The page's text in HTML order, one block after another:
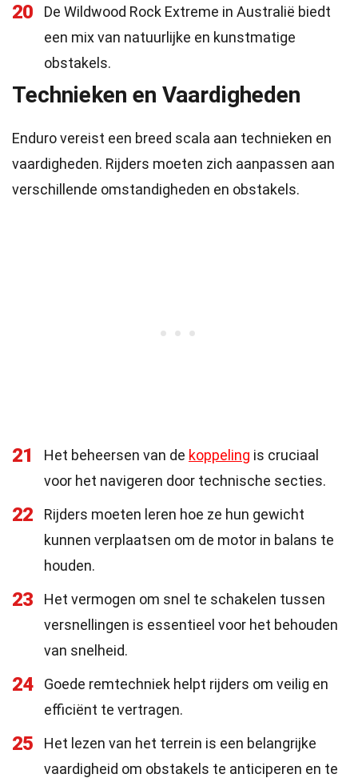
20
De Wildwood Rock Extreme in Australië biedt
een mix van natuurlijke en kunstmatige
obstakels.
Technieken en Vaardigheden
Enduro vereist een breed scala aan technieken en
vaardigheden. Rijders moeten zich aanpassen aan
verschillende omstandigheden en obstakels.
21 Het beheersen van de koppeling is cruciaal
voor het navigeren door technische secties.
22
Rijders moeten leren hoe ze hun gewicht
kunnen verplaatsen om de motor in balans te
houden.
23
Het vermogen om snel te schakelen tussen
versnellingen is essentieel voor het behouden
van snelheid.
24
Goede remtechniek helpt rijders om veilig en
efficiënt te vertragen.
25
Het lezen van het terrein is een belangrijke
vaardigheid om obstakels te anticiperen en te